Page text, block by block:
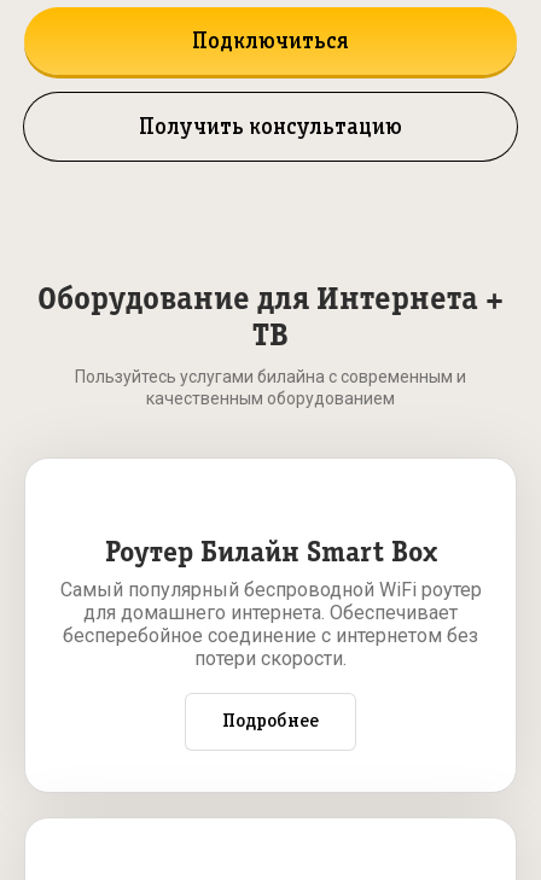
Подключиться
Получить консультацию
Оборудование для Интернета +
ТВ
Пользуйтесь услугами билайна с современным и
качественным оборудованием
Роутер Билайн Smart Box
Самый популярный беспроводной WiFi роутер
для домашнего интернета. Обеспечивает
бесперебойное соединение с интернетом без
потери скорости.
Подробнее